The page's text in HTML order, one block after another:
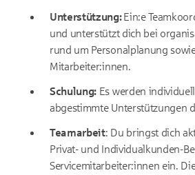
Unterstützung:Ein:e
und unterstützt dich bei
rund um Personalplanung
Mitarbeiter:innen.
Schulung: Es werden
abgestimmte Unterstützungen
Teamarbeit: Du bringst dich
Privat- und Individualkunden-
Servicemitarbeiter:innen ein.